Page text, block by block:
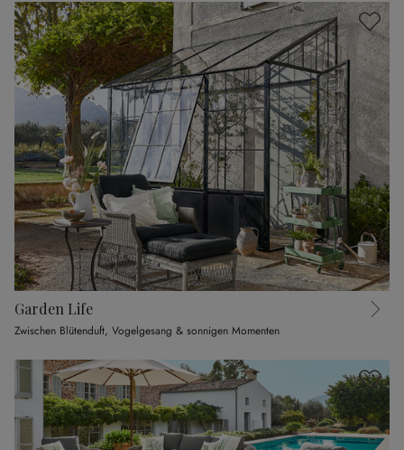
Garden Life
Zwischen Blütenduft, Vogelgesang & sonnigen Momenten